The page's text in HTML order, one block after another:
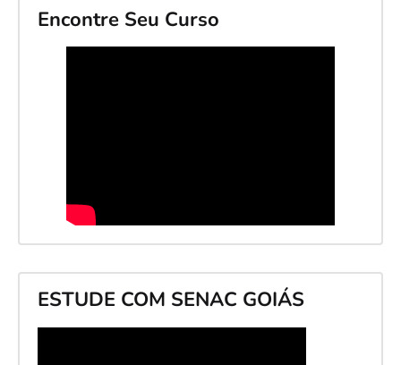
Encontre Seu Curso
ESTUDE COM SENAC GOIÁS